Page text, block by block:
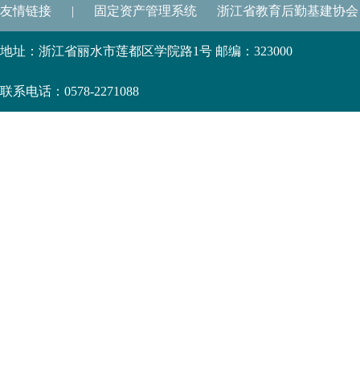
友情链接 | 固定资产管理系统 浙江省教育后勤基建协会
地址：浙江省丽水市莲都区学院路1号 邮编：323000
联系电话：0578-2271088